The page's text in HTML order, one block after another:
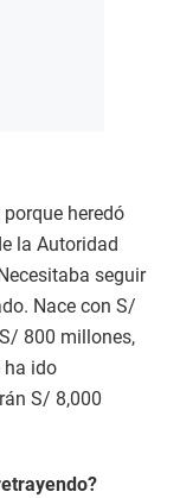
heredó
la Autoridad
seguir
Nace con S/
800 millones,
ha ido
S/ 8,000